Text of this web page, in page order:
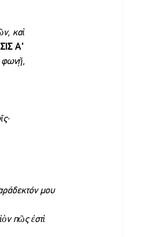
καὶ
Α'
φωνῇ,
μου
πῶς ἐστὶ